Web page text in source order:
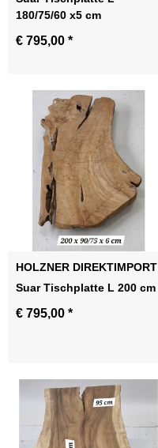
180/75/60 x5 cm
€ 795,00 *
HOLZNER DIREKTIMPORT
Suar Tischplatte L 200 cm
€ 795,00 *